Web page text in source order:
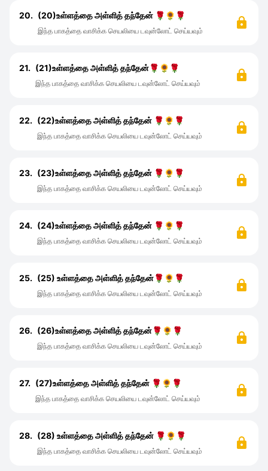
20. (20)உள்ளத்தை அள்ளித் தந்தேன் 🌹🌻🌹
இந்த பாகத்தை வாசிக்க செயலியை டவுன்லோட் செய்யவும்
21. (21)உள்ளத்தை அள்ளித் தந்தேன்🌹🌻🌹
இந்த பாகத்தை வாசிக்க செயலியை டவுன்லோட் செய்யவும்
22. (22)உள்ளத்தை அள்ளித் தந்தேன் 🌹🌻🌹
இந்த பாகத்தை வாசிக்க செயலியை டவுன்லோட் செய்யவும்
23. (23)உள்ளத்தை அள்ளித் தந்தேன் 🌹🌻🌹
இந்த பாகத்தை வாசிக்க செயலியை டவுன்லோட் செய்யவும்
24. (24)உள்ளத்தை அள்ளித் தந்தேன் 🌹🌻🌹
இந்த பாகத்தை வாசிக்க செயலியை டவுன்லோட் செய்யவும்
25. (25) உள்ளத்தை அள்ளித் தந்தேன்🌹🌻🌹
இந்த பாகத்தை வாசிக்க செயலியை டவுன்லோட் செய்யவும்
26. (26)உள்ளத்தை அள்ளித் தந்தேன்🌹🌻🌹
இந்த பாகத்தை வாசிக்க செயலியை டவுன்லோட் செய்யவும்
27. (27)உள்ளத்தை அள்ளித் தந்தேன் 🌹🌻🌹
இந்த பாகத்தை வாசிக்க செயலியை டவுன்லோட் செய்யவும்
28. (28) உள்ளத்தை அள்ளித் தந்தேன் 🌹🌻🌹
இந்த பாகத்தை வாசிக்க செயலியை டவுன்லோட் செய்யவும்